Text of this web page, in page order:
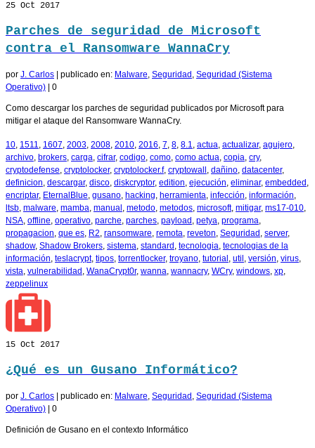
25 Oct 2017
Parches de seguridad de Microsoft
contra el Ransomware WannaCry
por J. Carlos publicado en: Malware, Seguridad , Seguridad (Sistema
Operativo)
0
Como descargar los parches de seguridad publicados por Microsoft para
mitigar el ataque del Ransomware WannaCry.
10, 1511, 1607, 2003, 2008, 2010, 2016, 7, 8, 8.1, actua, actualizar, agujero,
archivo, brokers, carga, cifrar, codigo, como, como actua, copia, cry,
cryptodefense, cryptolocker, cryptolocker.f, cryptowall , dañino, datacenter,
definicion, descargar, disco, diskcryptor, edition, ejecución, eliminar, embedded ,
encriptar, EternalBlue, gusano, hacking, herramienta, infección, información,
ltsb, malware, mamba, manual , metodo, metodos, microsoft, mitigar, ms17-010,
NSA, offline, operativo, parche, parches, payload , petya, programa,
propagacion, que es, R2, ransomware, remota, reveton, Seguridad , server,
shadow, Shadow Brokers, sistema, standard , tecnologia, tecnologias de la
información, teslacrypt, tipos, torrentlocker, troyano, tutorial , util , versión, virus,
vista, vulnerabilidad , WanaCrypt0r, wanna, wannacry, WCry, windows, xp,
zeppelinux
15 Oct 2017
¿Qué es un Gusano Informático?
por J. Carlos publicado en: Malware, Seguridad , Seguridad (Sistema
Operativo)
0
Definición de Gusano en el contexto Informático